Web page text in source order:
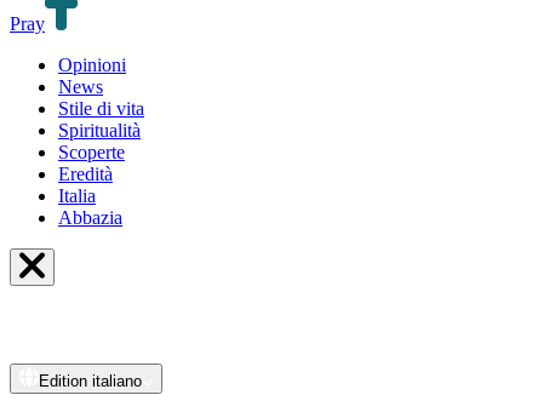
Pray
Opinioni
News
Stile di vita
Spiritualità
Scoperte
Eredità
Italia
Abbazia
Edition italiano